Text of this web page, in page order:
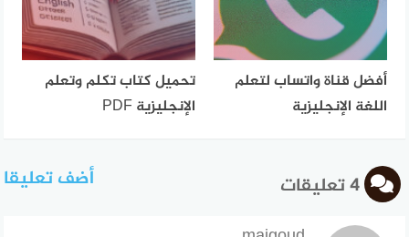
أفضل قناة واتساب لتعلم
اللغة الإنجليزية
تحميل كتاب تكلم وتعلم
الإنجليزية PDF
4 تعليقات أضف تعليقا